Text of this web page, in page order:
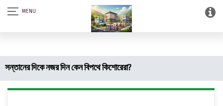
আস-সালামু আলাইকুম। SQSF-কাউন্সেলিং সেন্টার এন্ড স্মার্ট লাইব্রেরী (আত্নশুদ্ধির
সফটওয়্যার)।
সন্তানের দিকে নজর দিন কেন বিপথে কিশোরেরা?